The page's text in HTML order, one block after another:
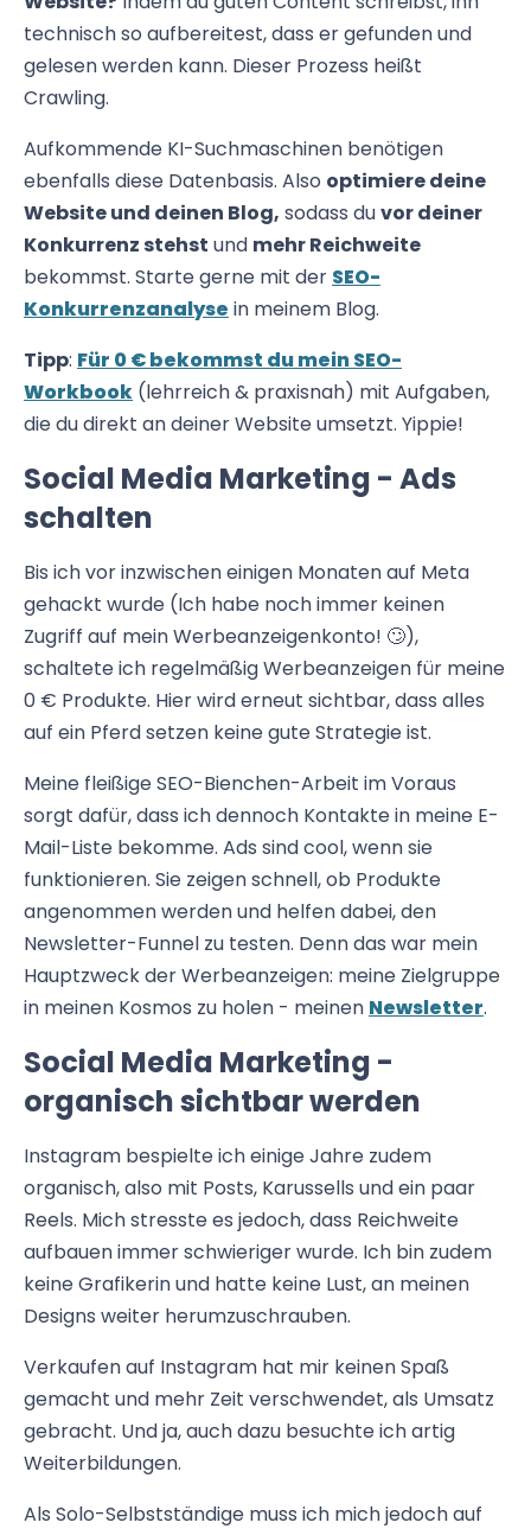
technisch so aufbereitest, dass er gefunden und
gelesen werden kann. Dieser Prozess heißt
Crawling.
Aufkommende KI-Suchmaschinen benötigen
ebenfalls diese Datenbasis. Also optimiere deine
Website und deinen Blog, sodass duvor deiner
Konkurrenz stehst und mehr Reichweite
bekommst. Starte gerne mit der SEO-
Konkurrenzanalyse in meinem Blog.
Tipp: Für 0 € bekommst du mein SEO-
Workbook (lehrreich & praxisnah) mit Aufgaben,
die du direkt an deiner Website umsetzt. Yippie!
Social Media Marketing - Ads
schalten
Bis ich vor inzwischen einigen Monaten auf Meta
gehackt wurde (Ich habe noch immer keinen
Zugriff auf mein Werbeanzeigenkonto! 🙄),
schaltete ich regelmäßig Werbeanzeigen für meine
0 € Produkte. Hier wird erneut sichtbar, dass alles
auf ein Pferd setzen keine gute Strategie ist.
Meine fleißige SEO-Bienchen-Arbeit im Voraus
sorgt dafür, dass ich dennoch Kontakte in meine E-
Mail-Liste bekomme. Ads sind cool, wenn sie
funktionieren. Sie zeigen schnell, ob Produkte
angenommen werden und helfen dabei, den
Newsletter-Funnel zu testen. Denn das war mein
Hauptzweck der Werbeanzeigen: meine Zielgruppe
in meinen Kosmos zu holen - meinen Newsletter.
Social Media Marketing -
organisch sichtbar werden
Instagram bespielte ich einige Jahre zudem
organisch, also mit Posts, Karussells und ein paar
Reels. Mich stresste es jedoch, dass Reichweite
aufbauen immer schwieriger wurde. Ich bin zudem
keine Grafikerin und hatte keine Lust, an meinen
Designs weiter herumzuschrauben.
Verkaufen auf Instagram hat mir keinen Spaß
gemacht und mehr Zeit verschwendet, als Umsatz
gebracht. Und ja, auch dazu besuchte ich artig
Weiterbildungen.
Als Solo-Selbstständige muss ich mich jedoch auf